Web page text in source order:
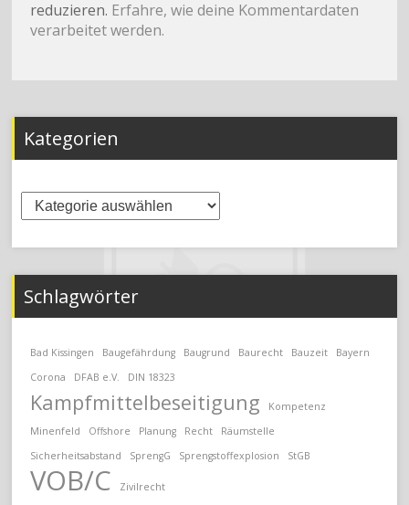
reduzieren. Erfahre, wie deine Kommentardaten
verarbeitet werden.
Kategorien
Kategorien
Schlagwörter
Bad Kissingen Baugefährdung Baugrund Baurecht Bauzeit
Bayern
Corona
DFAB e.V. DIN 18323
Kampfmittelbeseitigung
Kompetenz
Minenfeld
Offshore Planung Recht
Räumstelle
Sicherheitsabstand
SprengG Sprengstoffexplosion StGB
VOB/C Zivilrecht